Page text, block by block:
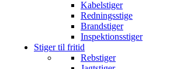
Kabelstiger
Redningsstige
Brandstiger
Inspektionsstiger
Stiger til fritid
Rebstiger